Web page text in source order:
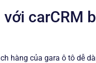
carCRM
hàng của gara ô tô dễ